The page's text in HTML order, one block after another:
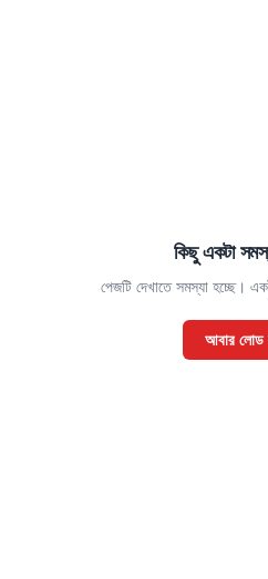
কিছু একটা
পেজটি দেখাতে সমস্যা হচ্ছে।
আবার লোড